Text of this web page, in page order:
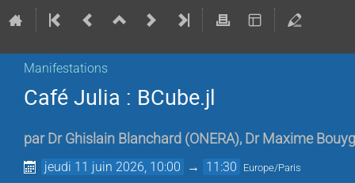
Manifestations
Café Julia : BCube.jl
par Dr Ghislain Blanchard (ONERA), Dr Maxime
jeudi 11 juin 2026, 10:00 → 11:30 Europe/Paris